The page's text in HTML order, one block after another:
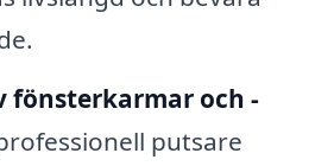
fönsterkarmar och -
putsare